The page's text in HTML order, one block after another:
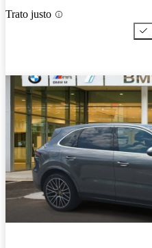
Trato justo